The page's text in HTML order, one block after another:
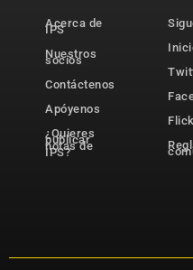
Acerca de
IPS
Nuestros
socios
Contáctenos
Apóyenos
¿Quieres
publicar
notas de
IPS?